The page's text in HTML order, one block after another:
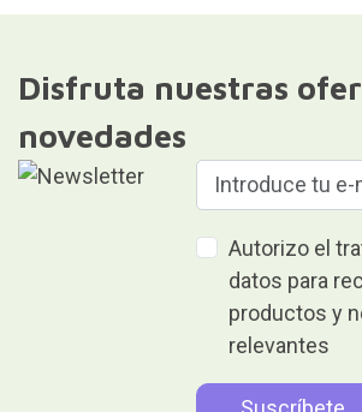
Disfruta nuestras
novedades
Autorizo el
datos para
productos y
relevantes